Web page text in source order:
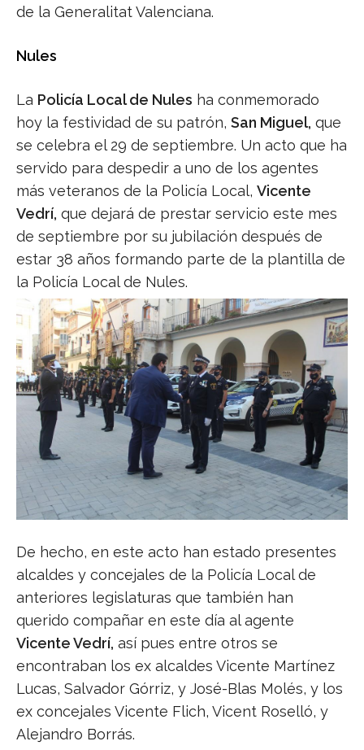
de la Generalitat Valenciana.
Nules
La Policía Local de Nules ha conmemorado
hoy la festividad de su patrón, San Miguel, que
se celebra el 29 de septiembre. Un acto que ha
servido para despedir a uno de los agentes
más veteranos de la Policía Local, Vicente
Vedrí, que dejará de prestar servicio este mes
de septiembre por su jubilación después de
estar 38 años formando parte de la plantilla de
la Policía Local de Nules.
De hecho, en este acto han estado presentes
alcaldes y concejales de la Policía Local de
anteriores legislaturas que también han
querido compañar en este día al agente
Vicente Vedrí, así pues entre otros se
encontraban los ex alcaldes Vicente Martínez
Lucas, Salvador Górriz, y José-Blas Molés, y los
ex concejales Vicente Flich, Vicent Roselló, y
Alejandro Borrás.